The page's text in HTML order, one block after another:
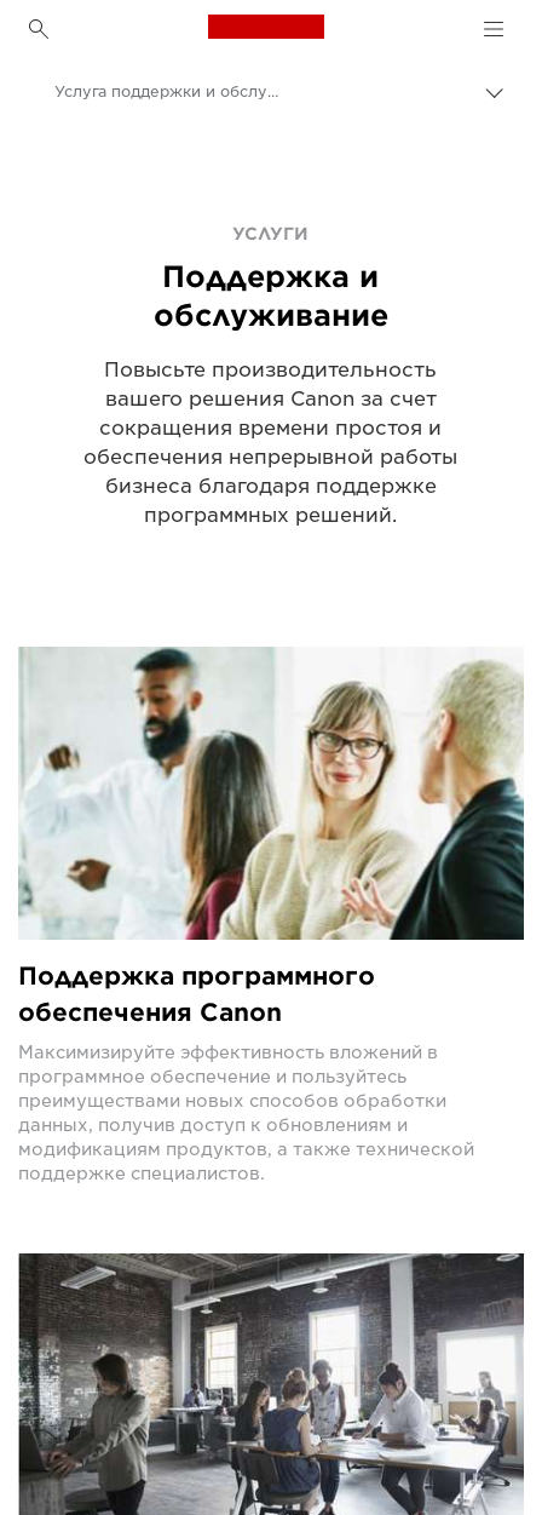
Canon Logo, back to
Услуга поддержки и обслуживания
УСЛУГИ
Поддержка и
обслуживание
Повысьте производительность
вашего решения Canon за счет
сокращения времени простоя и
обеспечения непрерывной работы
бизнеса благодаря поддержке
программных решений.
Поддержка программного
обеспечения Canon
Максимизируйте эффективность вложений в
программное обеспечение и пользуйтесь
преимуществами новых способов обработки
данных, получив доступ к обновлениям и
модификациям продуктов, а также технической
поддержке специалистов.